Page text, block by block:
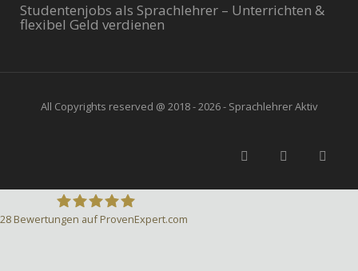
Studentenjobs als Sprachlehrer – Unterrichten &
flexibel Geld verdienen
All Copyrights reserved @ 2018 - 2026 - Sprachlehrer Aktiv
28 Bewertungen auf ProvenExpert.com